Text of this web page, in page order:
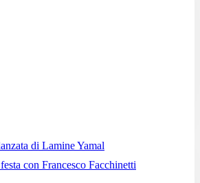
di Lamine Yamal
con Francesco Facchinetti